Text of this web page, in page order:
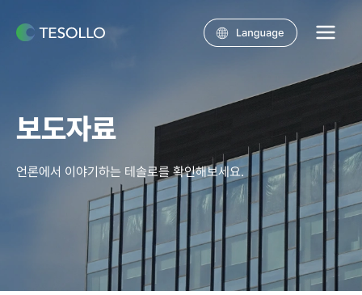
건너뛰기
Menu
보도자료
언론에서 이야기하는 테솔로를 확인해보세요.